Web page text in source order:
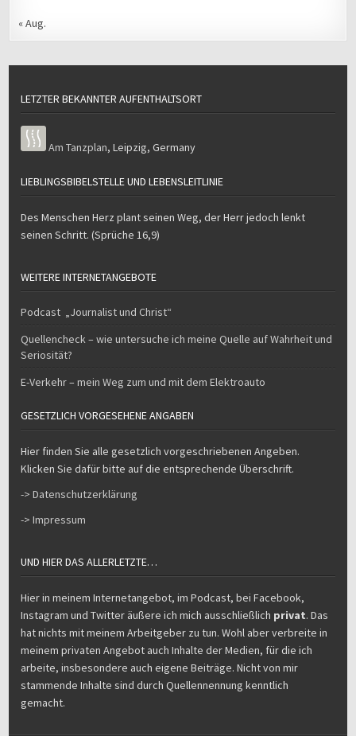
« Aug.
LETZTER BEKANNTER AUFENTHALTSORT
Am Tanzplan,Leipzig,Germany
LIEBLINGSBIBELSTELLE UND LEBENSLEITLINIE
Des Menschen Herz plant seinen Weg, der Herr jedoch lenkt
seinen Schritt. (Sprüche 16,9)
WEITERE INTERNETANGEBOTE
Podcast „Journalist und Christ“
Quellencheck – wie untersuche ich meine Quelle auf Wahrheit und
Seriosität?
E-Verkehr – mein Weg zum und mit dem Elektroauto
GESETZLICH VORGESEHENE ANGABEN
Hier finden Sie alle gesetzlich vorgeschriebenen Angeben.
Klicken Sie dafür bitte auf die entsprechende Überschrift.
-> Datenschutzerklärung
-> Impressum
UND HIER DAS ALLERLETZTE…
Hier in meinem Internetangebot, im Podcast, bei Facebook,
Instagram und Twitter äußere ich mich ausschließlich privat. Das
hat nichts mit meinem Arbeitgeber zu tun. Wohl aber verbreite in
meinem privaten Angebot auch Inhalte der Medien, für die ich
arbeite, insbesondere auch eigene Beiträge. Nicht von mir
stammende Inhalte sind durch Quellennennung kenntlich
gemacht.